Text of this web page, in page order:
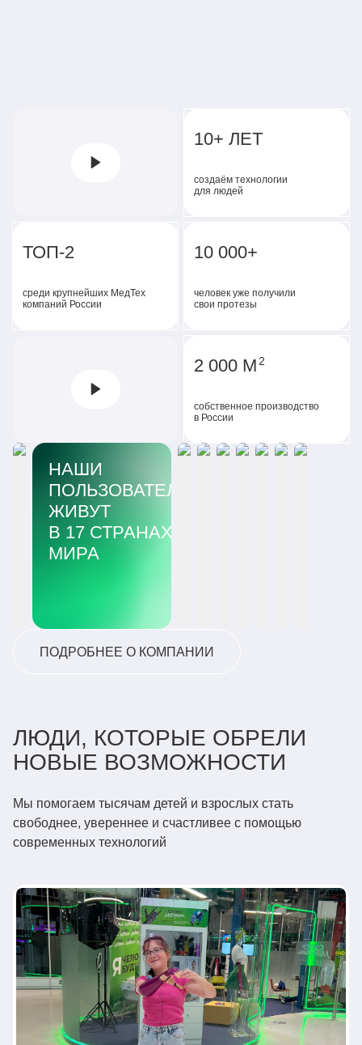
10+ ЛЕТ
создаём технологии
для людей
ТОП-2
среди крупнейших МедТех
компаний России
10 000+
человек уже получили
свои протезы
2 000 М 2
собственное производство
в России
НАШИ
ПОЛЬЗОВАТЕЛИ
ЖИВУТ
В 17 СТРАНАХ
МИРА
ПОДРОБНЕЕ О КОМПАНИИ
ЛЮДИ, КОТОРЫЕ ОБРЕЛИ
НОВЫЕ ВОЗМОЖНОСТИ
Мы помогаем тысячам детей и взрослых стать
свободнее, увереннее и счастливее с помощью
современных технологий
Взрослые Бионические протезы
БАЛАНС ТЕХНОЛОГИЙ И
ИЗЯЩЕСТВА